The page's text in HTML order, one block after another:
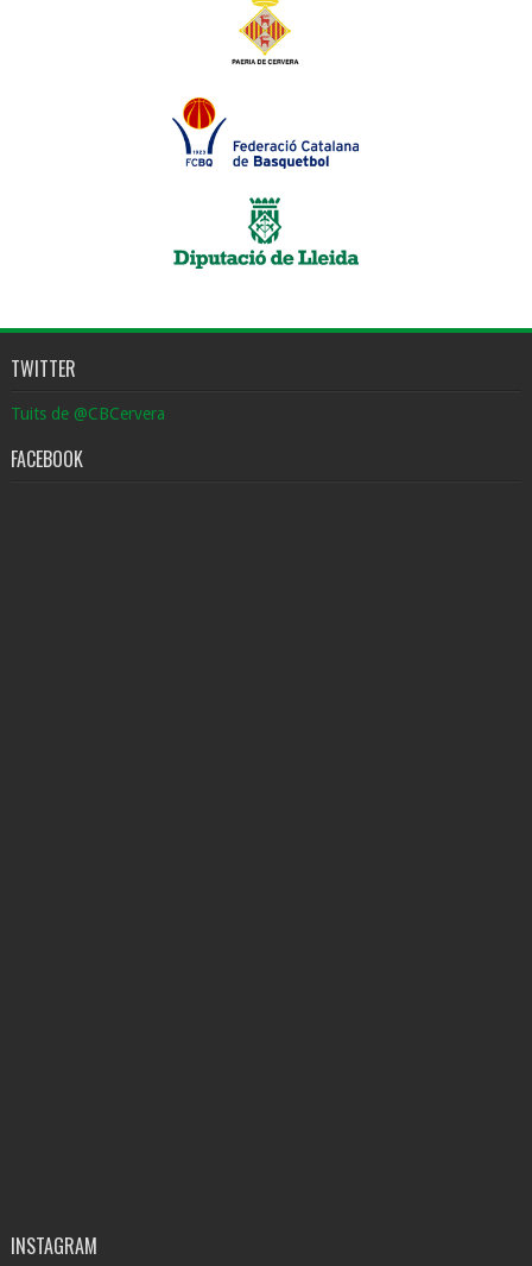
TWITTER
Tuits de @CBCervera
FACEBOOK
INSTAGRAM